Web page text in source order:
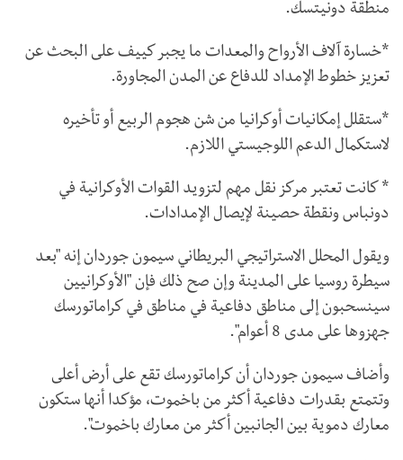
منطقة دونيتسك.
*خسارة آلاف الأرواح والمعدات ما يجبر كييف على البحث عن
تعزيز خطوط الإمداد للدفاع عن المدن المجاورة.
*ستقلل إمكانيات أوكرانيا من شن هجوم الربيع أو تأخيره
لاستكمال الدعم اللوجيستي اللازم.
* كانت تعتبر مركز نقل مهم لتزويد القوات الأوكرانية في
دونباس ونقطة حصينة لإيصال الإمدادات.
ويقول المحلل الاستراتيجي البريطاني سيمون جوردان إنه "بعد
سيطرة روسيا على المدينة وإن صح ذلك فإن "الأوكرانيين
سينسحبون إلى مناطق دفاعية في مناطق في كراماتورسك
جهزوها على مدى 8 أعوام".
وأضاف سيمون جوردان أن كراماتورسك تقع على أرض أعلى
وتتمتع بقدرات دفاعية أكثر من باخموت، مؤكدا أنها ستكون
معارك دموية بين الجانبين أكثر من معارك باخموت".